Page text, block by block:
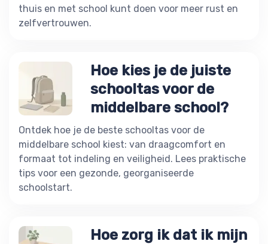
thuis en met school kunt doen voor meer rust en
zelfvertrouwen.
Hoe kies je de juiste
schooltas voor de
middelbare school?
Ontdek hoe je de beste schooltas voor de
middelbare school kiest: van draagcomfort en
formaat tot indeling en veiligheid. Lees praktische
tips voor een gezonde, georganiseerde
schoolstart.
Hoe zorg ik dat ik mijn